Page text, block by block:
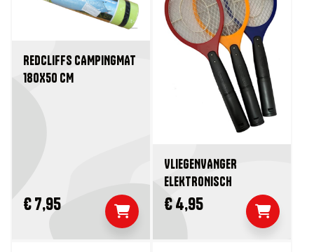
REDCLIFFS CAMPINGMAT
180X50 CM
€ 7,95
VLIEGENVANGER
ELEKTRONISCH
€ 4,95